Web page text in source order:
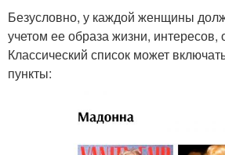
Безусловно, у каждой женщины
учетом ее образа жизни, интересов,
Классический список может
пункты: